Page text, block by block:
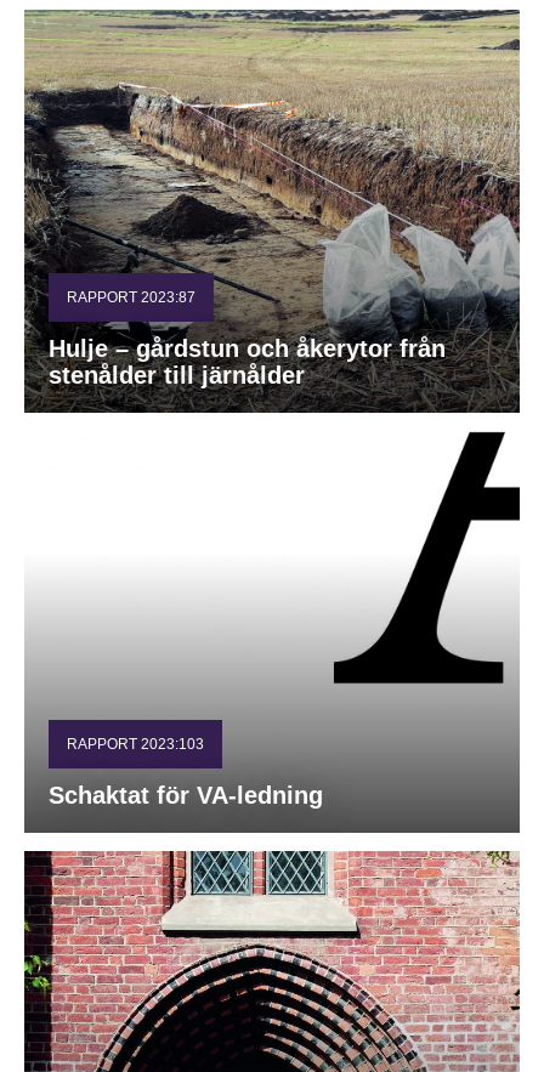
RAPPORT 2023:87
Hulje – gårdstun och åkerytor från
stenålder till järnålder
RAPPORT 2023:103
Schaktat för VA-ledning